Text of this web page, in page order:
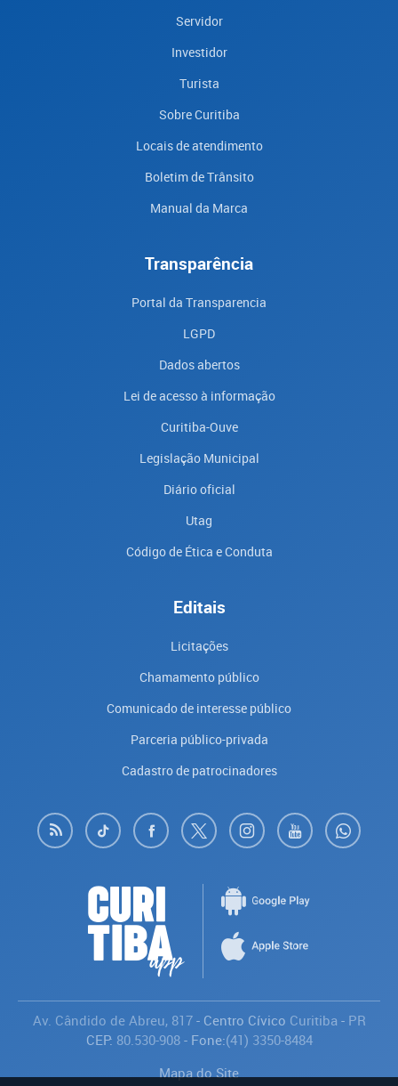
Servidor
Investidor
Turista
Sobre Curitiba
Locais de atendimento
Boletim de Trânsito
Manual da Marca
Transparência
Portal da Transparencia
LGPD
Dados abertos
Lei de acesso à informação
Curitiba-Ouve
Legislação Municipal
Diário oficial
Utag
Código de Ética e Conduta
Editais
Licitações
Chamamento público
Comunicado de interesse público
Parceria público-privada
Cadastro de patrocinadores
Av. Cândido de Abreu, 817- Centro Cívico Curitiba- PR
CEP: 80.530-908- Fone:(41) 3350-8484
Mapa do Site